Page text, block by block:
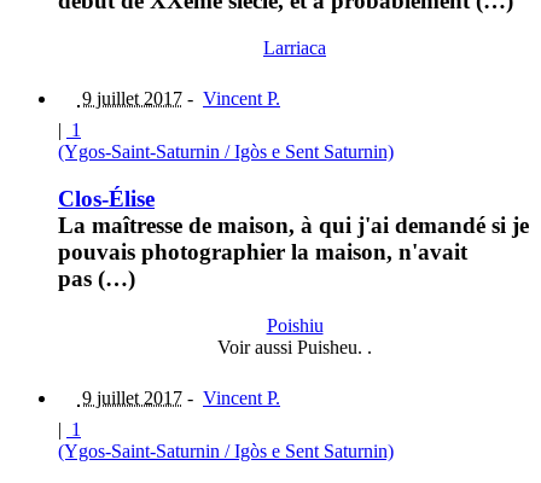
Larriaca
9 juillet 2017 - Vincent P.
| 1
(Ygos-Saint-Saturnin / Igòs e Sent Saturnin)
Clos-Élise
La maîtresse de maison, à qui j'ai demandé si je
pouvais photographier la maison, n'avait
pas (…)
Poishiu
Voir aussi Puisheu. .
9 juillet 2017 - Vincent P.
| 1
(Ygos-Saint-Saturnin / Igòs e Sent Saturnin)